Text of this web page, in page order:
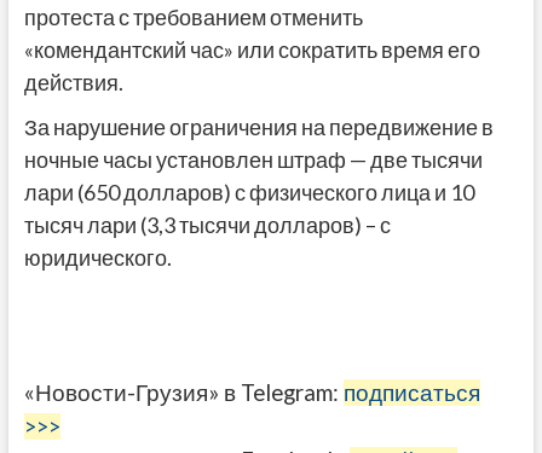
протеста с требованием отменить
«комендантский час» или сократить время его
действия.
За нарушение ограничения на передвижение в
ночные часы установлен штраф — две тысячи
лари (650 долларов) с физического лица и 10
тысяч лари (3,3 тысячи долларов) – с
юридического.
«Новости-Грузия» в Telegram: подписаться
>>>